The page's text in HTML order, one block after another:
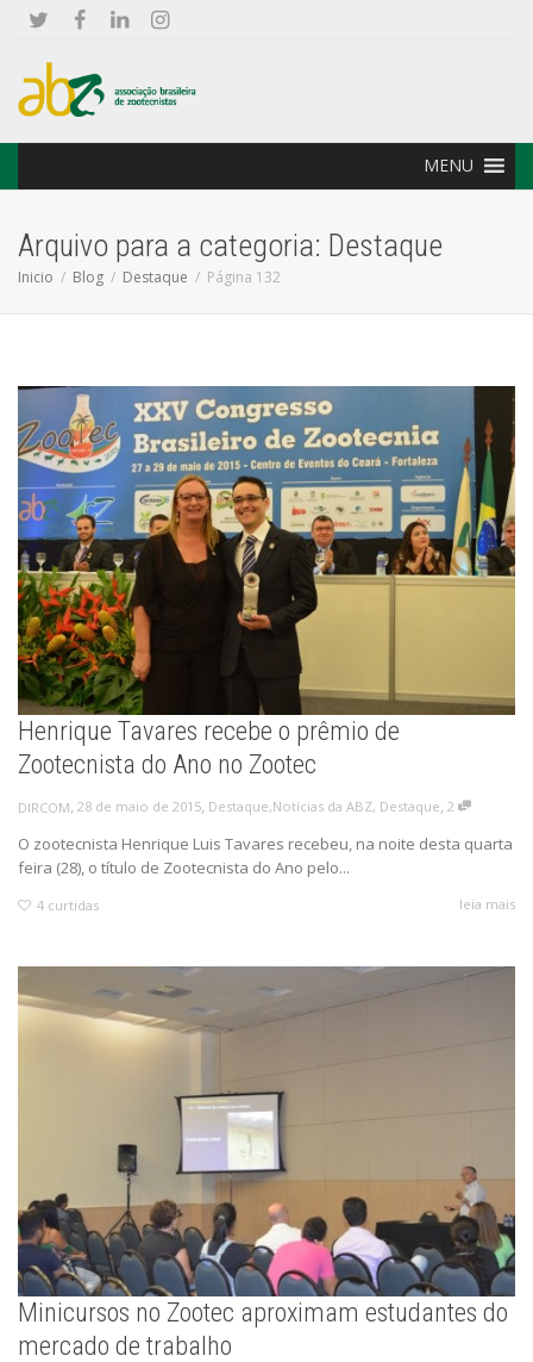
MENU
Arquivo para a categoria: Destaque
Inicio Blog Destaque Página 132
Henrique Tavares recebe o prêmio de
Zootecnista do Ano no Zootec
DIRCOM, 28 de maio de 2015, Destaque,Notícias da ABZ, Destaque, 2
O zootecnista Henrique Luis Tavares recebeu, na noite desta quarta
feira (28), o título de Zootecnista do Ano pelo...
4 curtidas leia mais
Minicursos no Zootec aproximam estudantes do
mercado de trabalho